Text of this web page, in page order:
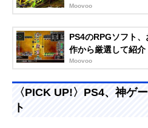
Moovoo
PS4のRPGソフト
作から厳選して紹介
Moovoo
〈PICK UP!〉PS4、神ゲ
ト